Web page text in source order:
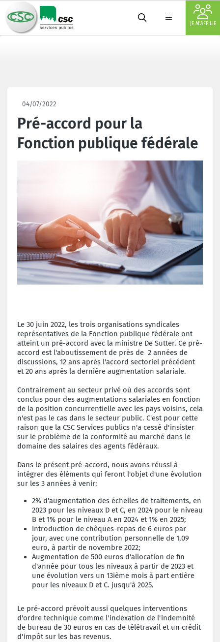
JE M'AFFILIE
04/07/2022
Pré-accord pour la
Fonction publique fédérale
Le 30 juin 2022, les trois organisations syndicales
représentatives de la Fonction publique fédérale ont
atteint un pré-accord avec la ministre De Sutter. Ce pré-
accord est l'aboutissement de près de 2 années de
discussions, 12 ans après l'accord sectoriel précédent
et 20 ans après la dernière augmentation salariale.
Contrairement au secteur privé où des accords sont
conclus pour des augmentations salariales en fonction
de la position concurrentielle avec les pays voisins, cela
n'est pas le cas dans le secteur public. C'est pour cette
raison que la CSC Services publics n'a cessé d'insister
sur le problème de la conformité au marché dans le
domaine des salaires des agents fédéraux.
Dans le présent pré-accord, nous avons réussi à
intégrer des éléments qui feront l'objet d'une évolution
sur les 3 années à venir:
2% d'augmentation des échelles de traitements, en
2023 pour les niveaux D et C, en 2024 pour le niveau
B et 1% pour le niveau A en 2024 et 1% en 2025;
Introduction de chèques-repas de 6 euros par
jour, avec une contribution personnelle de 1,09
euro, à partir de novembre 2022;
Augmentation de 500 euros d'allocation de fin
d'année pour tous les niveaux à partir de 2023 et
une évolution vers un 13ième mois à part entière
pour les niveaux D et C. jusqu'à 2025.
Le pré-accord prévoit aussi quelques interventions
d'ordre technique comme l'indexation de l'indemnité
de bureau de 30 euros en cas de télétravail et un crédit
d'impôt sur les bas revenus.